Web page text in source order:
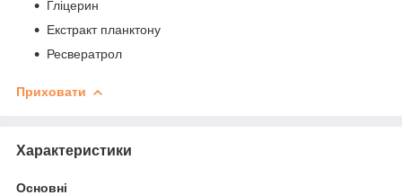
Гліцерин
Екстракт планктону
Ресвератрол
Приховати
Характеристики
Основні